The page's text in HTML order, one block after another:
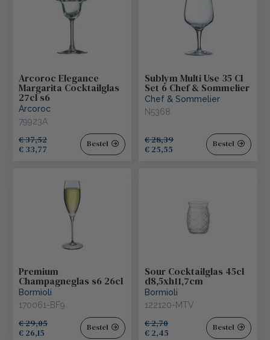
Arcoroc Elegance
Margarita Cocktailglas
27cl s6
Arcoroc
79923A
€ 37,52
€ 33,77
Bestel
Sublym Multi Use 35 Cl
Set 6 Chef & Sommelier
Chef & Sommelier
N5368
€ 28,39
€ 25,55
Bestel
Premium
Champagneglas s6 26cl
Bormioli
170061-BF9
€ 29,05
€ 26,15
Bestel
Sour Cocktailglas 45cl
d8,5xh11,7cm
Bormioli
122120-MTV
€ 2,70
€ 2,45
Bestel